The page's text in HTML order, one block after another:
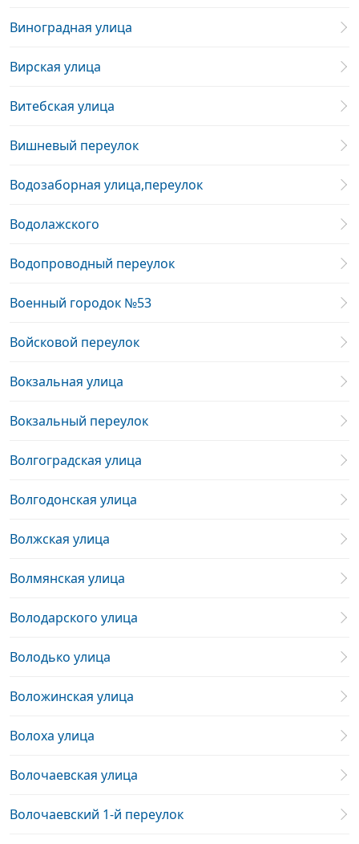
Виноградная улица
Вирская улица
Витебская улица
Вишневый переулок
Водозаборная улица,переулок
Водолажского
Водопроводный переулок
Военный городок №53
Войсковой переулок
Вокзальная улица
Вокзальный переулок
Волгоградская улица
Волгодонская улица
Волжская улица
Волмянская улица
Володарского улица
Володько улица
Воложинская улица
Волоха улица
Волочаевская улица
Волочаевский 1-й переулок